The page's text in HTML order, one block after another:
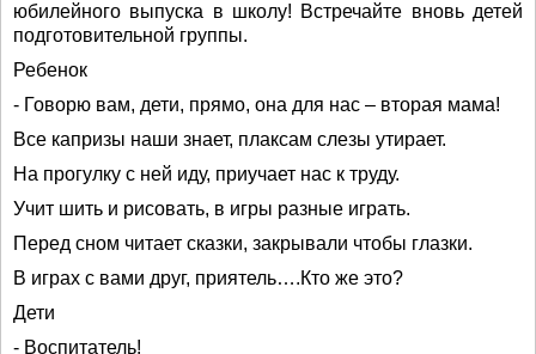
юбилейного выпуска в школу! Встречайте вновь детей
подготовительной группы.
Ребенок
- Говорю вам, дети, прямо, она для нас – вторая мама!
Все капризы наши знает, плаксам слезы утирает.
На прогулку с ней иду, приучает нас к труду.
Учит шить и рисовать, в игры разные играть.
Перед сном читает сказки, закрывали чтобы глазки.
В играх с вами друг, приятель….Кто же это?
Дети
- Воспитатель!